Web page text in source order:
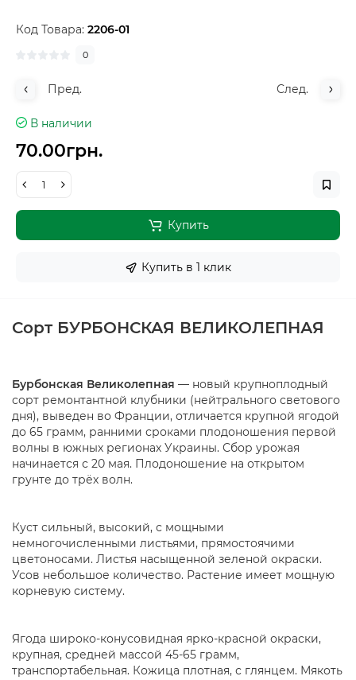
Код Товара: 2206-01
0
Пред. След.
В наличии
70.00грн.
Купить
Купить в 1 клик
Сорт БУРБОНСКАЯ ВЕЛИКОЛЕПНАЯ
Бурбонская Великолепная — новый крупноплодный
сорт ремонтантной клубники (нейтрального светового
дня), выведен во Франции, отличается крупной ягодой
до 65 грамм, ранними сроками плодоношения первой
волны в южных регионах Украины. Сбор урожая
начинается с 20 мая. Плодоношение на открытом
грунте до трёх волн.
Куст сильный, высокий, с мощными
немногочисленными листьями, прямостоячими
цветоносами. Листья насыщенной зеленой окраски.
Усов небольшое количество. Растение имеет мощную
корневую систему.
Ягода широко-конусовидная ярко-красной окраски,
крупная, средней массой 45-65 грамм,
транспортабельная. Кожица плотная, с глянцем. Мякоть